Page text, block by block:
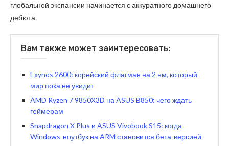
глобальной экспансии начинается с аккуратного домашнего
дебюта.
Вам также может заинтересовать:
Exynos 2600: корейский флагман на 2 нм, который
мир пока не увидит
AMD Ryzen 7 9850X3D на ASUS B850: чего ждать
геймерам
Snapdragon X Plus и ASUS Vivobook S15: когда
Windows-ноутбук на ARM становится бета-версией